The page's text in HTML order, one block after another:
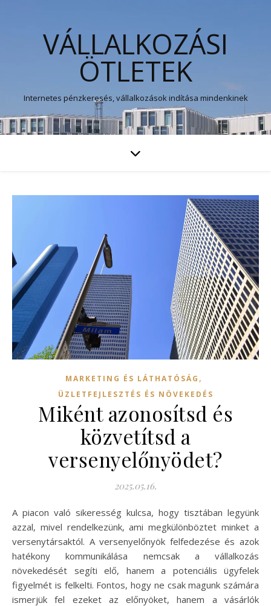
VÁLLALKOZÁSI
ÖTLETEK
Internetes pénzkeresés, vállalkozások indítása mindenkinek
MARKETING ÉS LÁTHATÓSÁG ,
ÜZLETFEJLESZTÉS ÉS NÖVEKEDÉS
Miként azonosítsd és
közvetítsd a
versenyelőnyödet?
2025.05.16.
A piacon való sikeresség kulcsa, hogy tisztában legyünk
azzal, mivel rendelkezünk, ami megkülönböztet minket a
versenytársaktól. A versenyelőnyök felfedezése és azok
hatékony kommunikálása nemcsak a vállalkozás
növekedését segíti elő, hanem a potenciális ügyfelek
figyelmét is felkelti. Fontos, hogy ne csak magunk számára
ismerjük fel ezeket az előnyöket, hanem a vásárlók